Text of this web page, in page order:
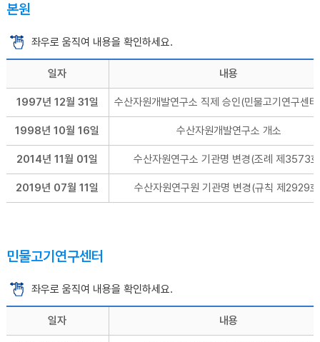
본원
좌우로 움직여 내용을 확인하세요.
일자 내용
1997년 12월 31일 수산자원개발연구소 직제 승인(민물고기연구센
1998년 10월 16일 수산자원개발연구소 개소
2014년 11월 01일 수산자원연구소 기관명 변경(조례 제3573
2019년 07월 11일 수산자원연구원 기관명 변경(규칙 제2929
민물고기연구센터
좌우로 움직여 내용을 확인하세요.
일자 내용